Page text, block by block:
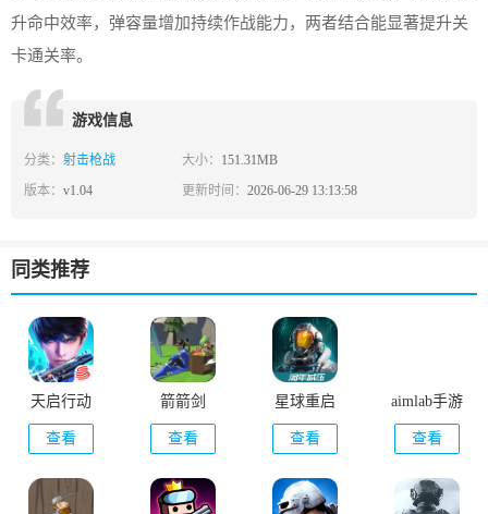
升命中效率，弹容量增加持续作战能力，两者结合能显著提升关
卡通关率。
游戏信息
分类： 射击枪战 大小： 151.31MB
版本： v1.04 更新时间：2026-06-29 13:13:58
同类推荐
天启行动
查看
箭箭剑
查看
星球重启
查看
aimlab手游
查看